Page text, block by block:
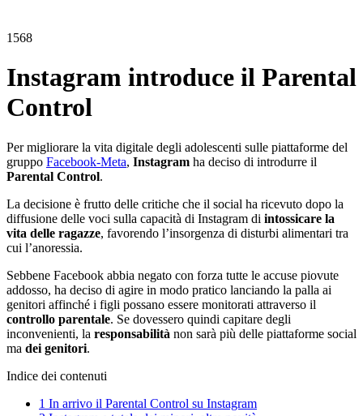
1568
Instagram introduce il Parental
Control
Per migliorare la vita digitale degli adolescenti sulle piattaforme del
gruppo Facebook-Meta, Instagram ha deciso di introdurre il
Parental Control.
La decisione è frutto delle critiche che il social ha ricevuto dopo la
diffusione delle voci sulla capacità di Instagram di intossicare la
vita delle ragazze, favorendo l’insorgenza di disturbi alimentari tra
cui l’anoressia.
Sebbene Facebook abbia negato con forza tutte le accuse piovute
addosso, ha deciso di agire in modo pratico lanciando la palla ai
genitori affinché i figli possano essere monitorati attraverso il
controllo parentale. Se dovessero quindi capitare degli
inconvenienti, la responsabilità non sarà più delle piattaforme social
ma dei genitori.
Indice dei contenuti
1 In arrivo il Parental Control su Instagram